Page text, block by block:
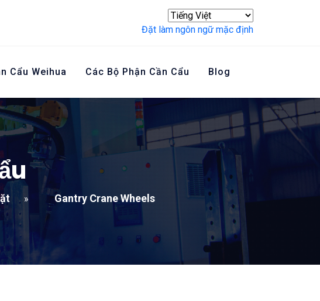
Đặt làm ngôn ngữ mặc định
Cẩu Weihua Các Bộ Phận Cần Cẩu Blog
Liên Hệ Với Chúng Tôi
» Gantry Crane Wheels